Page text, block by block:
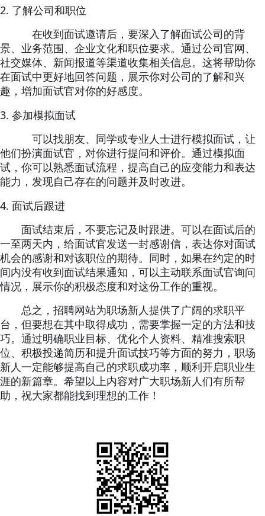
2. 了解公司和职位
在收到面试邀请后，要深入了解面试公司的背
景、业务范围、企业文化和职位要求。通过公司官网、
社交媒体、新闻报道等渠道收集相关信息。这将帮助你
在面试中更好地回答问题，展示你对公司的了解和兴
趣，增加面试官对你的好感度。
3. 参加模拟面试
可以找朋友、同学或专业人士进行模拟面试，让
他们扮演面试官，对你进行提问和评价。通过模拟面
试，你可以熟悉面试流程，提高自己的应变能力和表达
能力，发现自己存在的问题并及时改进。
4. 面试后跟进
面试结束后，不要忘记及时跟进。可以在面试后的
一至两天内，给面试官发送一封感谢信，表达你对面试
机会的感谢和对该职位的期待。同时，如果在约定的时
间内没有收到面试结果通知，可以主动联系面试官询问
情况，展示你的积极态度和对这份工作的重视。
总之，招聘网站为职场新人提供了广阔的求职平
台，但要想在其中取得成功，需要掌握一定的方法和技
巧。通过明确职业目标、优化个人资料、精准搜索职
位、积极投递简历和提升面试技巧等方面的努力，职场
新人一定能够提高自己的求职成功率，顺利开启职业生
涯的新篇章。希望以上内容对广大职场新人们有所帮
助，祝大家都能找到理想的工作！